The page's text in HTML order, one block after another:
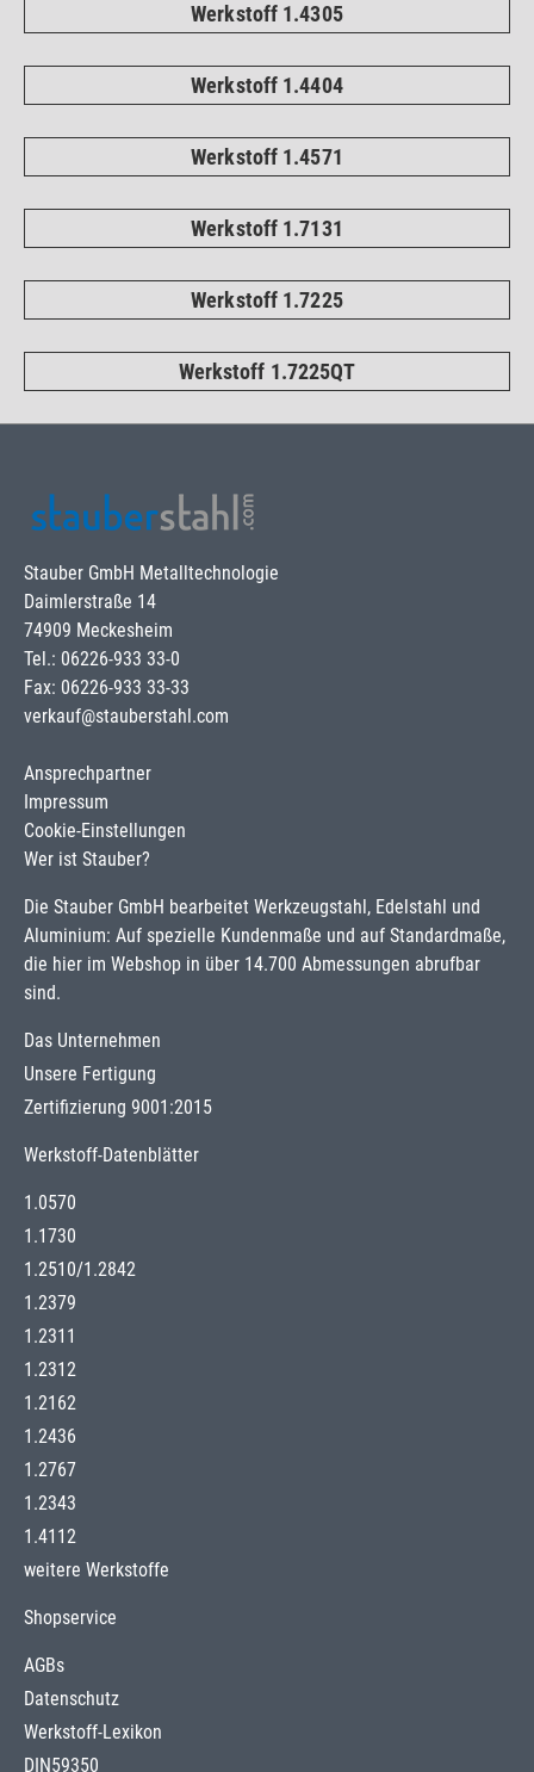
Werkstoff 1.4305
Werkstoff 1.4404
Werkstoff 1.4571
Werkstoff 1.7131
Werkstoff 1.7225
Werkstoff 1.7225QT
Stauber GmbH Metalltechnologie
Daimlerstraße 14
74909 Meckesheim
Tel.: 06226-933 33-0
Fax: 06226-933 33-33
verkauf@stauberstahl.com
Ansprechpartner
Impressum
Cookie-Einstellungen
Wer ist Stauber?
Die Stauber GmbH bearbeitet Werkzeugstahl, Edelstahl und
Aluminium: Auf spezielle Kundenmaße und auf Standardmaße,
die hier im Webshop in über 14.700 Abmessungen abrufbar
sind.
Das Unternehmen
Unsere Fertigung
Zertifizierung 9001:2015
Werkstoff-Datenblätter
1.0570
1.1730
1.2510/1.2842
1.2379
1.2311
1.2312
1.2162
1.2436
1.2767
1.2343
1.4112
weitere Werkstoffe
Shopservice
AGBs
Datenschutz
Werkstoff-Lexikon
DIN59350